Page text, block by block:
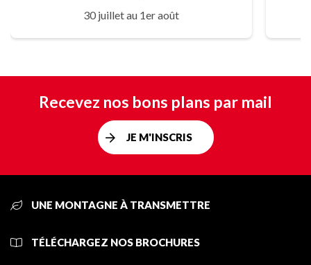
30 juillet au 1er août
Recevez nos bons plans par mail
JE M'INSCRIS
UNE MONTAGNE À TRANSMETTRE
TÉLÉCHARGEZ NOS BROCHURES